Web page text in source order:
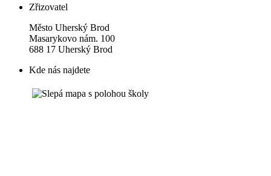
Zřizovatel
Město Uherský Brod
Masarykovo nám. 100
688 17 Uherský Brod
Kde nás najdete